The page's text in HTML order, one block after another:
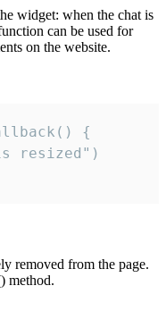
widget: when the chat is
can be used for
on the website.
{
resized")
removed from the page.
method.